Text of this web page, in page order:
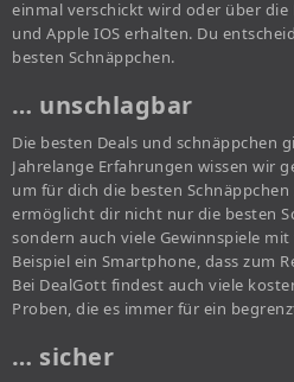
einmal verschickt wird oder über
und Apple IOS erhalten. Du
besten Schnäppchen.
… unschlagbar
Die besten Deals und schnäppchen
Jahrelange Erfahrungen wissen wir
um für dich die besten
ermöglicht dir nicht nur die besten
sondern auch viele Gewinnspiele
Beispiel ein Smartphone, dass zum
Bei DealGott findest auch viele
Proben, die es immer für ein
… sicher